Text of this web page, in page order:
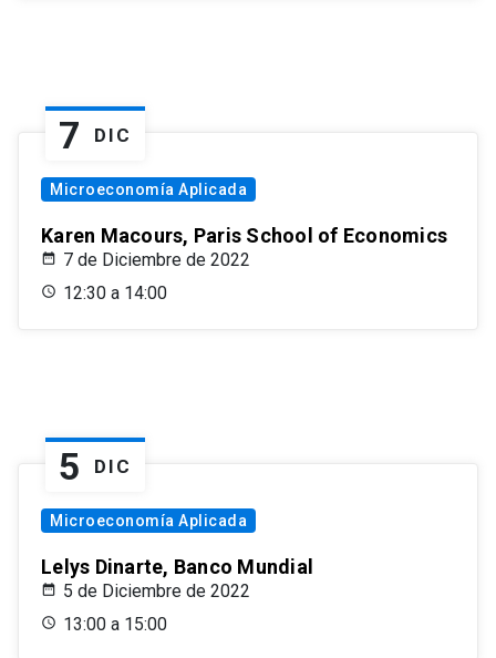
7 DIC
Microeconomía Aplicada
Karen Macours, Paris School of Economics
7 de Diciembre de 2022
12:30 a 14:00
5 DIC
Microeconomía Aplicada
Lelys Dinarte, Banco Mundial
5 de Diciembre de 2022
13:00 a 15:00